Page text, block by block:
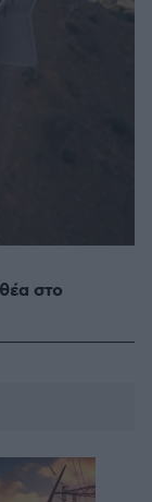
στο